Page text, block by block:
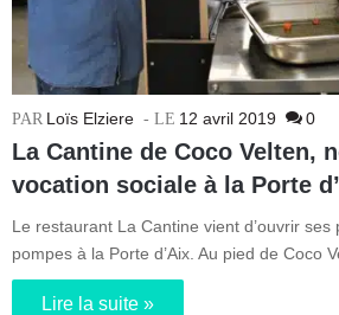
Loïs Elziere 12 avril 2019 0
La Cantine de Coco Velten,
vocation sociale à la Porte
Le restaurant La Cantine vient d’ouvrir ses
pompes à la Porte d’Aix. Au pied de Coco
Lire la suite »